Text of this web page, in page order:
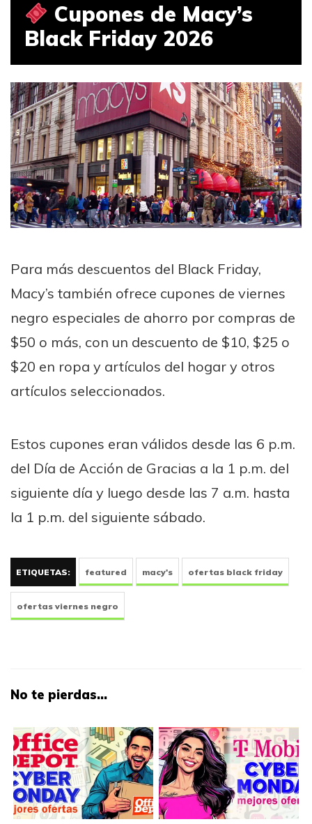
Cupones de Macy’s
Black Friday 2026
Para más descuentos del Black Friday,
Macy’s también ofrece cupones de viernes
negro especiales de ahorro por compras de
$50 o más, con un descuento de $10, $25 o
$20 en ropa y artículos del hogar y otros
artículos seleccionados.
Estos cupones eran válidos desde las 6 p.m.
del Día de Acción de Gracias a la 1 p.m. del
siguiente día y luego desde las 7 a.m. hasta
la 1 p.m. del siguiente sábado.
ETIQUETAS: featured macy's ofertas black friday
ofertas viernes negro
No te pierdas...